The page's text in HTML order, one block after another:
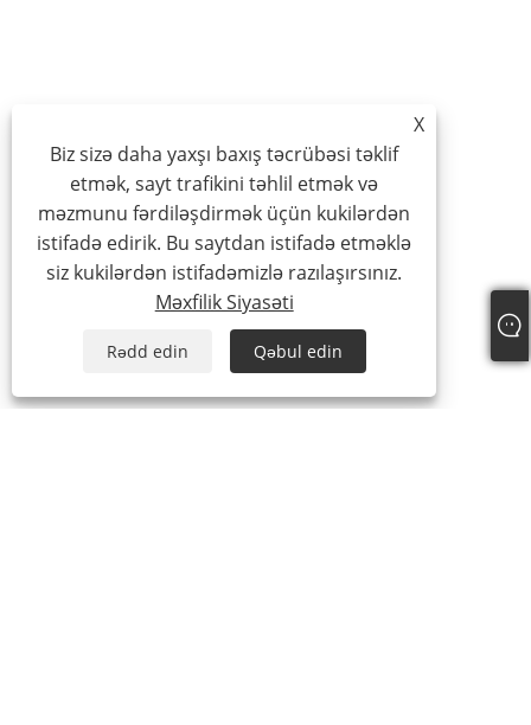
X
Biz sizə daha yaxşı baxış təcrübəsi təklif
etmək, sayt trafikini təhlil etmək və
məzmunu fərdiləşdirmək üçün kukilərdən
istifadə edirik. Bu saytdan istifadə etməklə
siz kukilərdən istifadəmizlə razılaşırsınız.
Məxfilik Siyasəti
Rədd edin Qəbul edin